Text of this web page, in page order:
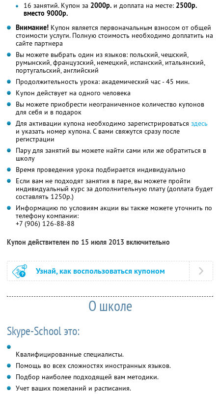
16 занятий. Купон за 2000р. и доплата на месте: 2500р.
вместо 9000р.
Внимание! Купон является первоначальным взносом от общей
стоимости услуги. Полную стоимость необходимо доплатить на
сайте партнера
Вы можете выбрать один из языков: польский, чешский,
румынский, французский, немецкий, испанский, итальянский,
португальский, английский
Продолжительность урока: академический час - 45 мин.
Купон действует на одного человека
Вы можете приобрести неограниченное количество купонов
для себя и в подарок
Для активации купона необходимо зарегистрироваться здесь
и указать номер купона. С вами свяжутся сразу после
регистрации
Пару для занятий вы можете найти сами или же обратиться в
школу
Время проведения урока подбирается индивидуально
Если вам не подходят занятия в паре, вы можете пройти
индивидуальный курс за дополнительную плату (доплата будет
составлять 1250р.)
Информацию по условиям акции вы также можете уточнить по
телефону компании:
+7 (906) 126-88-88
Купон действителен по 15 июля 2013 включительно
Узнай, как воспользоваться купоном
О школе
Skype-School это:
Квалифицированные специалисты.
Помощь во всех сложностях иностранных языков.
Подбор наиболее подходящей вам методики.
Учет ваших пожеланий и расписания.